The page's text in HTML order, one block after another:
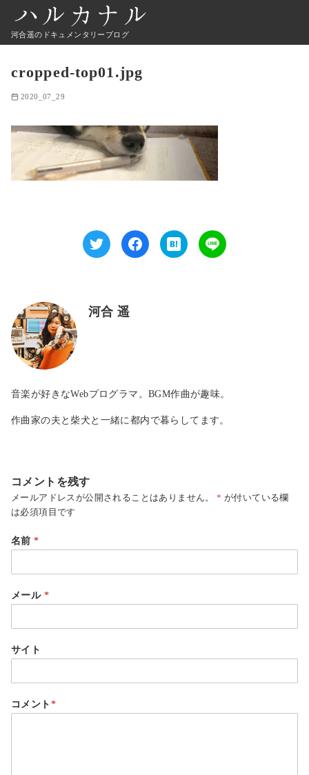
河合遥のドキュメンタリーブログ
cropped-top01.jpg
2020_07_29
河合 遥
音楽が好きなWebプログラマ。BGM作曲が趣味。
作曲家の夫と柴犬と一緒に都内で暮らしてます。
コメントを残す
メールアドレスが公開されることはありません。 * が付いている欄
は必須項目です
名前*
メール *
サイト
コメント*